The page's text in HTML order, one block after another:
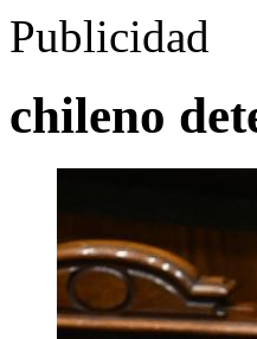
Publicidad
chileno